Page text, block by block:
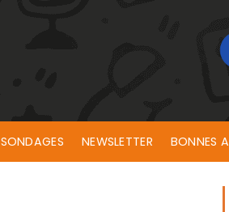
SONDAGES NEWSLETTER BONNES